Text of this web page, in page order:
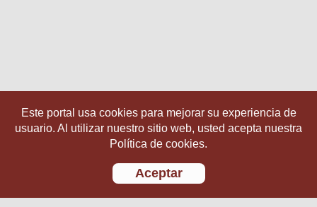
Este portal usa cookies para mejorar su experiencia de
usuario. Al utilizar nuestro sitio web, usted acepta nuestra
Política de cookies.
Aceptar